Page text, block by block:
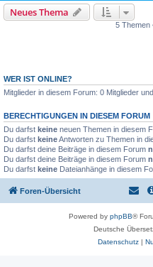
Neues Thema
5 Themen
WER IST ONLINE?
Mitglieder in diesem Forum: 0 Mitglieder
BERECHTIGUNGEN IN DIESEM FORUM
Du darfst keine neuen Themen in diesem
Du darfst keineAntworten zu Themen in
Du darfst deine Beiträge in diesem Forum
Du darfst deine Beiträge in diesem Forum
Du darfst keine Dateianhänge in diesem
Foren-Übersicht
Powered by phpBB®
Deutsche
Datenschutz|